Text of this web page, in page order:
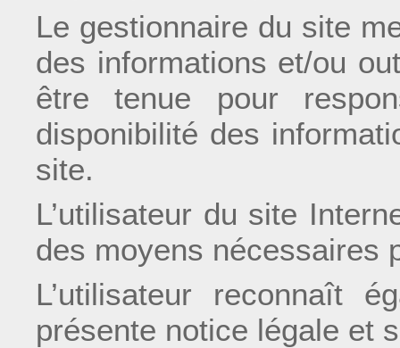
Le gestionnaire du site
des informations et/ou
être tenue pour
disponibilité des
site.
L’utilisateur du site
des moyens nécessaires
L’utilisateur reconnaît
présente notice légale et